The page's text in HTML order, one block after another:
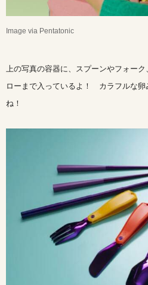
Image via Pentatonic
上の写真の容器に、スプーンやフォー
ローまで入っているよ！ カラフルな卵
ね！